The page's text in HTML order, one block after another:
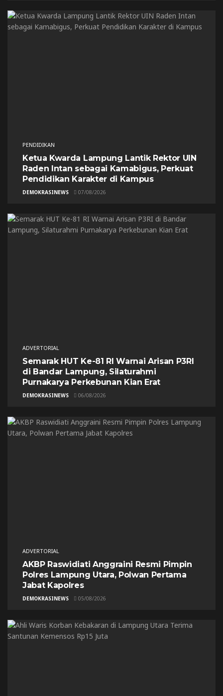
PENDIDIKAN
Ketua Kwarda Lampung Lantik Rektor UIN
Raden Intan sebagai Kamabigus, Perkuat
Pendidikan Karakter di Kampus
DEMOKRASINEWS 07/08/2026
ADVERTORIAL
Semarak HUT Ke-81 RI Warnai Arisan P3RI
di Bandar Lampung, Silaturahmi
Purnakarya Perkebunan Kian Erat
DEMOKRASINEWS 06/08/2026
ADVERTORIAL
AKBP Raswidiati Anggraini Resmi Pimpin
Polres Lampung Utara, Polwan Pertama
Jabat Kapolres
DEMOKRASINEWS 05/08/2026